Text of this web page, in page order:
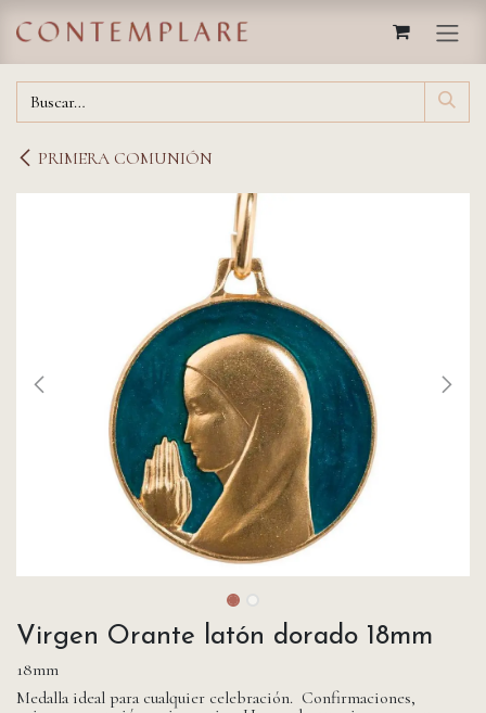
PRIMERA COMUNIÓN
Virgen Orante latón dorado 18mm
18mm
Medalla ideal para cualquier celebración. Confirmaciones,